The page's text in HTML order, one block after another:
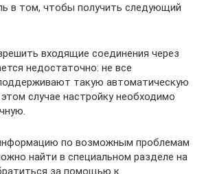
в том, чтобы получить следующий
входящие соединения через
недостаточно: не все
такую автоматическую
случае настройку необходимо
по возможным проблемам
найти в специальном разделе на
за помощью к